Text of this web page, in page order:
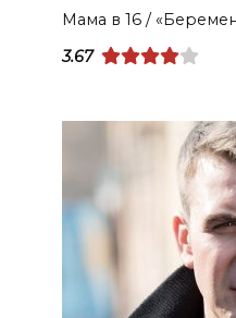
Мама в 16 /
3.67